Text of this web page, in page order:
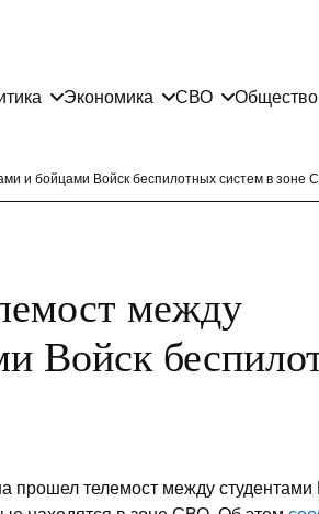
Экономика СВО Общество
и бойцами Войск беспилотных систем в зоне
между
Войск
прошел телемост между